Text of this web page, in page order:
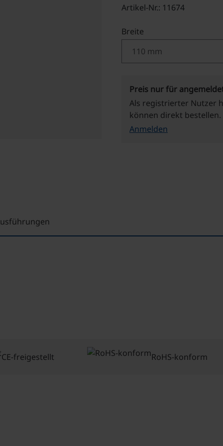
Artikel-Nr.: 11674
Breite
Preis nur für
Als registrierter Nutzer
können direkt bestellen.
Anmelden
CE-freigestellt RoHS-konform